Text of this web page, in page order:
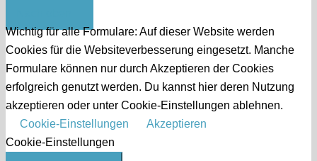
Wichtig für alle Formulare: Auf dieser Website werden
Cookies für die Websiteverbesserung eingesetzt. Manche
Formulare können nur durch Akzeptieren der Cookies
erfolgreich genutzt werden. Du kannst hier deren Nutzung
akzeptieren oder unter Cookie-Einstellungen ablehnen.
Cookie-Einstellungen
Akzeptieren
Cookie-Einstellungen